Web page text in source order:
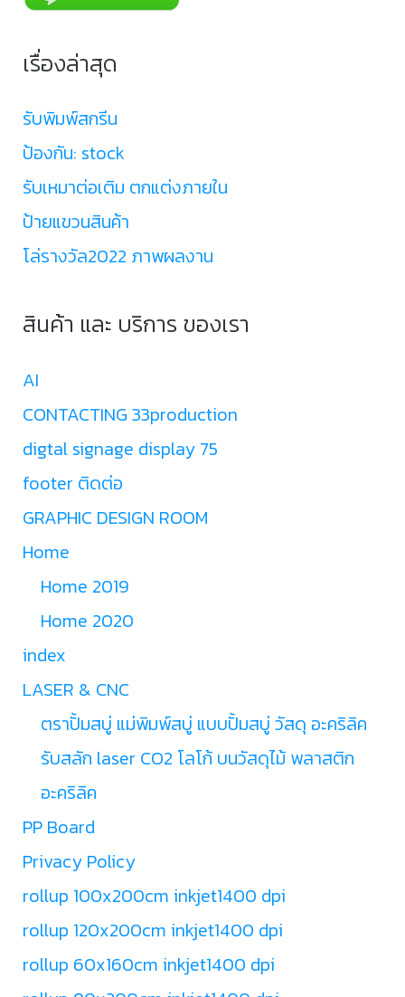
เรื่องล่าสุด
รับพิมพ์สกรีน
ป้องกัน: stock
รับเหมาต่อเติม ตกแต่งภายใน
ป้ายแขวนสินค้า
โล่รางวัล2022 ภาพผลงาน
สินค้า และ บริการ ของเรา
AI
CONTACTING 33production
digtal signage display 75
footer ติดต่อ
GRAPHIC DESIGN ROOM
Home
Home 2019
Home 2020
index
LASER & CNC
ตราปั้มสบู่ แม่พิมพ์สบู่ แบบปั้มสบู่ วัสดุ อะคริลิค
รับสลัก laser CO2 โลโก้ บนวัสดุไม้ พลาสติก
อะคริลิค
PP Board
Privacy Policy
rollup 100x200cm inkjet1400 dpi
rollup 120x200cm inkjet1400 dpi
rollup 60x160cm inkjet1400 dpi